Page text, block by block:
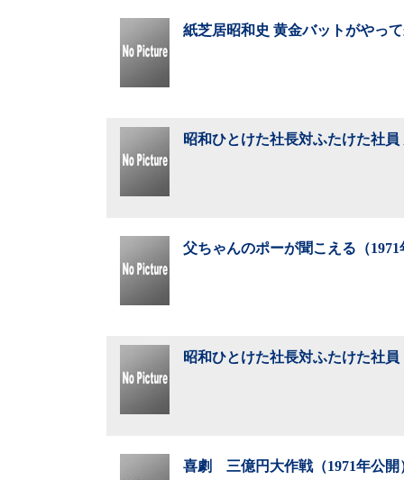
紙芝居昭和史 黄金バットがやっ
昭和ひとけた社長対ふたけた社
父ちゃんのポーが聞こえる（1971
昭和ひとけた社長対ふたけた社員
喜劇 三億円大作戦（1971年公開